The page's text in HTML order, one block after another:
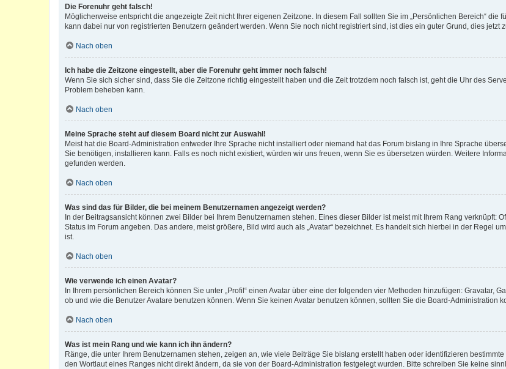
Die Forenuhr geht falsch!
Möglicherweise entspricht die angezeigte Zeit nicht Ihrer eigenen Zeitzone. In diesem Fall sollten Sie im „Persönlichen Bereich“ die
kann dabei nur von registrierten Benutzern geändert werden. Wenn Sie noch nicht registriert sind, ist dies ein guter Grund, dies jetzt
Nach oben
Ich habe die Zeitzone eingestellt, aber die Forenuhr geht immer noch falsch!
Wenn Sie sich sicher sind, dass Sie die Zeitzone richtig eingestellt haben und die Zeit trotzdem noch falsch ist, geht die Uhr des
Problem beheben kann.
Nach oben
Meine Sprache steht auf diesem Board nicht zur Auswahl!
Meist hat die Board-Administration entweder Ihre Sprache nicht installiert oder niemand hat das Forum bislang in Ihre Sprache
Sie benötigen, installieren kann. Falls es noch nicht existiert, würden wir uns freuen, wenn Sie es übersetzen würden. Weitere
gefunden werden.
Nach oben
Was sind das für Bilder, die bei meinem Benutzernamen angezeigt werden?
In der Beitragsansicht können zwei Bilder bei Ihrem Benutzernamen stehen. Eines dieser Bilder ist meist mit Ihrem Rang verknüpft:
Status im Forum angeben. Das andere, meist größere, Bild wird auch als „Avatar“ bezeichnet. Es handelt sich hierbei in der Regel
ist.
Nach oben
Wie verwende ich einen Avatar?
In Ihrem persönlichen Bereich können Sie unter „Profil“ einen Avatar über eine der folgenden vier Methoden hinzufügen: Gravatar,
ob und wie die Benutzer Avatare benutzen können. Wenn Sie keinen Avatar benutzen können, sollten Sie die Board-Administration
Nach oben
Was ist mein Rang und wie kann ich ihn ändern?
Ränge, die unter Ihrem Benutzernamen stehen, zeigen an, wie viele Beiträge Sie bislang erstellt haben oder identifizieren
den Wortlaut eines Ranges nicht direkt ändern, da sie von der Board-Administration festgelegt wurden. Bitte schreiben Sie keine